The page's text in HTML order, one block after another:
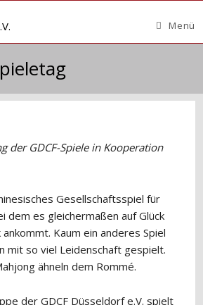
Menü
der GDCF-Spiele in Kooperation
Gesellschaftsspiel für
dem es gleichermaßen auf Glück
ankommt. Kaum ein anderes Spiel
mit so viel Leidenschaft gespielt.
ähneln dem Rommé.
der GDCF Düsseldorf e.V. spielt